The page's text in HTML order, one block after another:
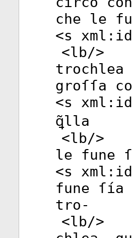
che le
<s xml:id
<lb/>
trochlea
groſſa
<s xml:id
ꝗ̃lla
<lb/>
le fune
<s xml:id
fune
tro-
<lb/>